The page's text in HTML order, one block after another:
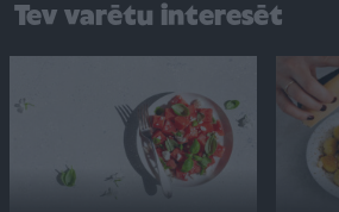
Tev varētu interesēt